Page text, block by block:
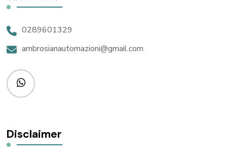
0289601329
ambrosianautomazioni@gmail.com
Disclaimer